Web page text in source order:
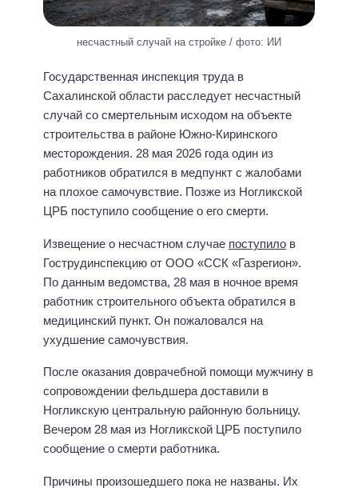
несчастный случай на стройке / фото: ИИ
Государственная инспекция труда в
Сахалинской области расследует несчастный
случай со смертельным исходом на объекте
строительства в районе Южно-Киринского
месторождения. 28 мая 2026 года один из
работников обратился в медпункт с жалобами
на плохое самочувствие. Позже из Ногликской
ЦРБ поступило сообщение о его смерти.
Извещение о несчастном случае поступило в
Гострудинспекцию от ООО «ССК «Газрегион».
По данным ведомства, 28 мая в ночное время
работник строительного объекта обратился в
медицинский пункт. Он пожаловался на
ухудшение самочувствия.
После оказания доврачебной помощи мужчину в
сопровождении фельдшера доставили в
Ногликскую центральную районную больницу.
Вечером 28 мая из Ногликской ЦРБ поступило
сообщение о смерти работника.
Причины произошедшего пока не названы. Их